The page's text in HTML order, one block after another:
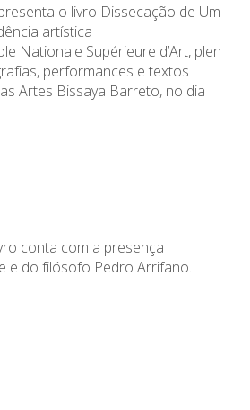
o livro Dissecação de Um
artística
Nationale Supérieure d’Art, pleno
performances e textos
Artes Bissaya Barreto, no dia
conta com a presença
e do filósofo Pedro Arrifano.